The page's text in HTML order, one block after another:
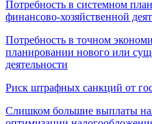
Потребность в системном
финансово-хозяйственной
Потребность в точном
планировании нового или
деятельности
Риск штрафных санкций от
Слишком большие выплаты